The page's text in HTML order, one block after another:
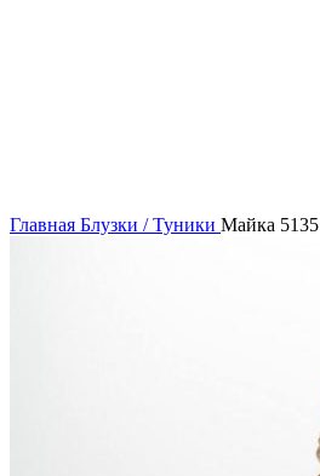
Главная Блузки / Туники Майка 5135